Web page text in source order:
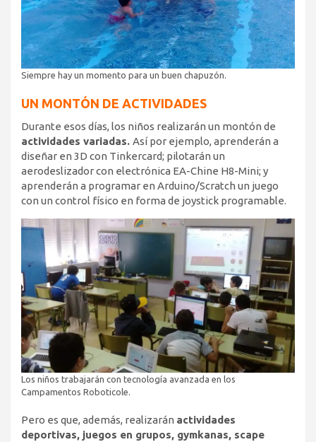
Siempre hay un momento para un buen chapuzón.
UN MONTÓN DE ACTIVIDADES
Durante esos días, los niños realizarán un montón de
actividades variadas. Así por ejemplo, aprenderán a
diseñar en 3D con Tinkercard; pilotarán un
aerodeslizador con electrónica EA-Chine H8-Mini; y
aprenderán a programar en Arduino/Scratch un juego
con un control físico en forma de joystick programable.
Los niños trabajarán con tecnología avanzada en los
Campamentos Roboticole.
Pero es que, además, realizarán actividades
deportivas, juegos en grupos, gymkanas, scape